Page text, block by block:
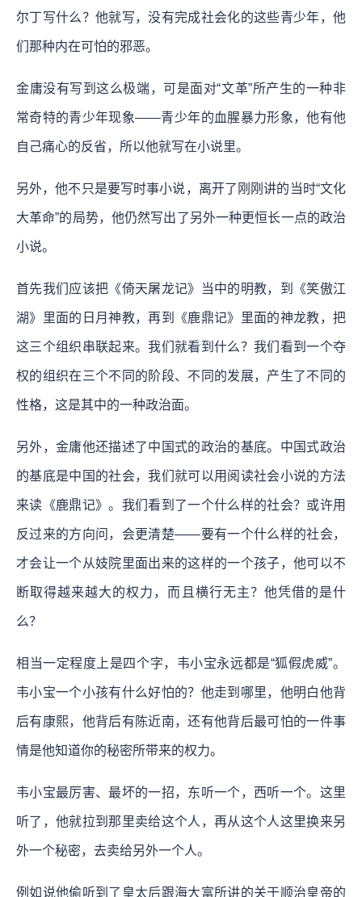
尔丁写什么？他就写，没有完成社会化的这些青少年，他
们那种内在可怕的邪恶。
金庸没有写到这么极端，可是面对“文革”所产生的一种非
常奇特的青少年现象——青少年的血腥暴力形象，他有他
自己痛心的反省，所以他就写在小说里。
另外，他不只是要写时事小说，离开了刚刚讲的当时“文化
大革命”的局势，他仍然写出了另外一种更恒长一点的政治
小说。
首先我们应该把《倚天屠龙记》当中的明教，到《笑傲江
湖》里面的日月神教，再到《鹿鼎记》里面的神龙教，把
这三个组织串联起来。我们就看到什么？我们看到一个夺
权的组织在三个不同的阶段、不同的发展，产生了不同的
性格，这是其中的一种政治面。
另外，金庸他还描述了中国式的政治的基底。中国式政治
的基底是中国的社会，我们就可以用阅读社会小说的方法
来读《鹿鼎记》。我们看到了一个什么样的社会？或许用
反过来的方向问，会更清楚——要有一个什么样的社会，
才会让一个从妓院里面出来的这样的一个孩子，他可以不
断取得越来越大的权力，而且横行无主？他凭借的是什
么？
相当一定程度上是四个字，韦小宝永远都是“狐假虎威”。
韦小宝一个小孩有什么好怕的？他走到哪里，他明白他背
后有康熙，他背后有陈近南，还有他背后最可怕的一件事
情是他知道你的秘密所带来的权力。
韦小宝最厉害、最坏的一招，东听一个，西听一个。这里
听了，他就拉到那里卖给这个人，再从这个人这里换来另
外一个秘密，去卖给另外一个人。
例如说他偷听到了皇太后跟海大富所讲的关于顺治皇帝的